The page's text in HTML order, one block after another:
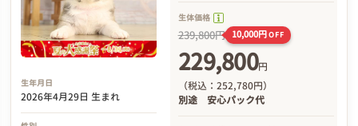
生年月日
2026年4月29日 生まれ
生体価格
239,800円 10,000円OFF
229,800円
（税込：252,780円）
別途 安心パック代